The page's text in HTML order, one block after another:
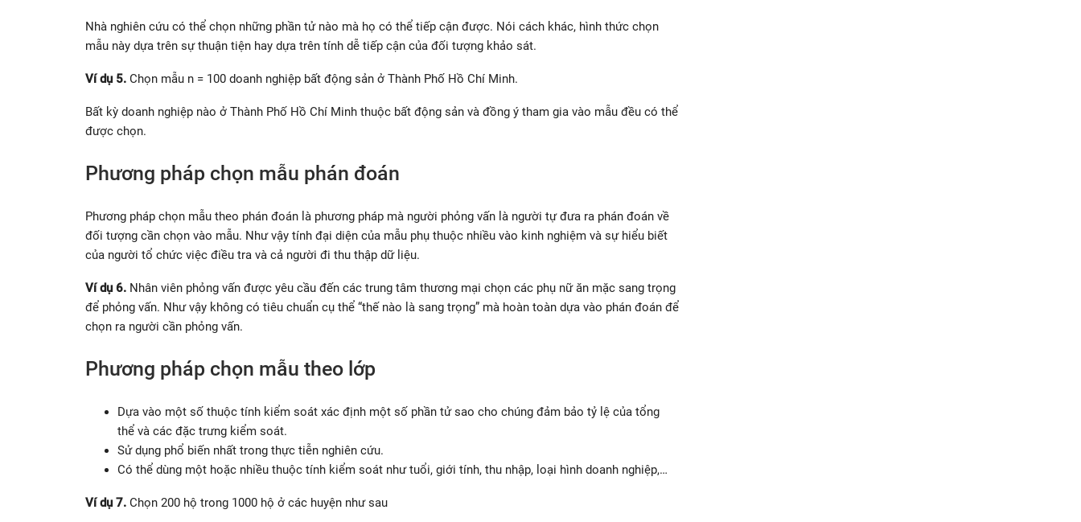
Nhà nghiên cứu có thể chọn những phần tử nào mà họ có thể tiếp cận được. Nói cách khác, hình thức chọn
mẫu này dựa trên sự thuận tiện hay dựa trên tính dễ tiếp cận của đối tượng khảo sát.
Ví dụ 5. Chọn mẫu n = 100 doanh nghiệp bất động sản ở Thành Phố Hồ Chí Minh.
Bất kỳ doanh nghiệp nào ở Thành Phố Hồ Chí Minh thuộc bất động sản và đồng ý tham gia vào mẫu đều có thể
được chọn.
Phương pháp chọn mẫu phán đoán
Phương pháp chọn mẫu theo phán đoán là phương pháp mà người phỏng vấn là người tự đưa ra phán đoán về
đối tượng cần chọn vào mẫu. Như vậy tính đại diện của mẫu phụ thuộc nhiều vào kinh nghiệm và sự hiểu biết
của người tổ chức việc điều tra và cả người đi thu thập dữ liệu.
Ví dụ 6. Nhân viên phỏng vấn được yêu cầu đến các trung tâm thương mại chọn các phụ nữ ăn mặc sang trọng
để phỏng vấn. Như vậy không có tiêu chuẩn cụ thể “thế nào là sang trọng” mà hoàn toàn dựa vào phán đoán để
chọn ra người cần phỏng vấn.
Phương pháp chọn mẫu theo lớp
Dựa vào một số thuộc tính kiểm soát xác định một số phần tử sao cho chúng đảm bảo tỷ lệ của tổng
thể và các đặc trưng kiểm soát.
Sử dụng phổ biến nhất trong thực tiễn nghiên cứu.
Có thể dùng một hoặc nhiều thuộc tính kiểm soát như tuổi, giới tính, thu nhập, loại hình doanh nghiệp,…
Ví dụ 7. Chọn 200 hộ trong 1000 hộ ở các huyện như sau